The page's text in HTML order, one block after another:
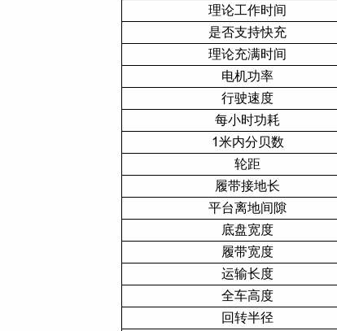
理论工作时间
是否支持快充
理论充满时间
电机功率
行驶速度
每小时功耗
1米内分贝数
轮距
履带接地长
平台离地间隙
底盘宽度
履带宽度
运输长度
全车高度
回转半径